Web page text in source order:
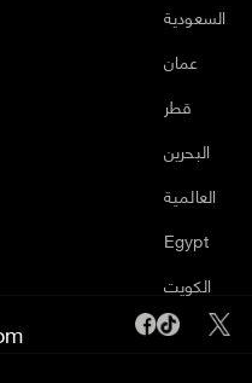
السعودية
عمان
قطر
البحرين
العالمية
Egypt
الكويت